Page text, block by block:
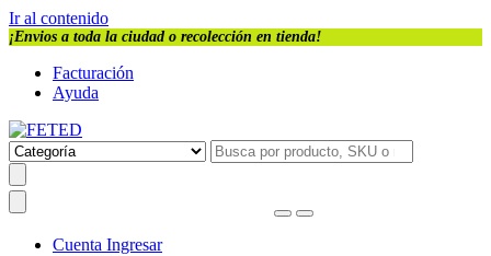
Ir al contenido
¡Envios a toda la ciudad o recolección en tienda!
Facturación
Ayuda
Cuenta Ingresar